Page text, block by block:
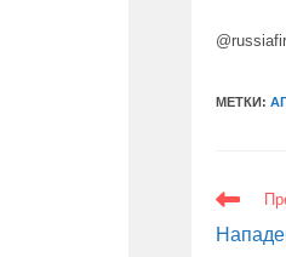
МЕТКИ:
ЕЩЕ
СТАТЬИ